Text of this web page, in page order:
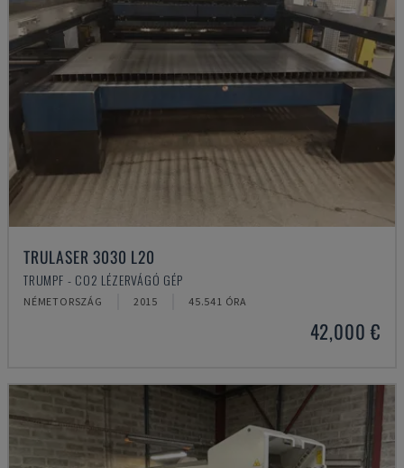
TRULASER 3030 L20
TRUMPF - CO2 LÉZERVÁGÓ GÉP
NÉMETORSZÁG 2015 45.541 ÓRA
42,000 €